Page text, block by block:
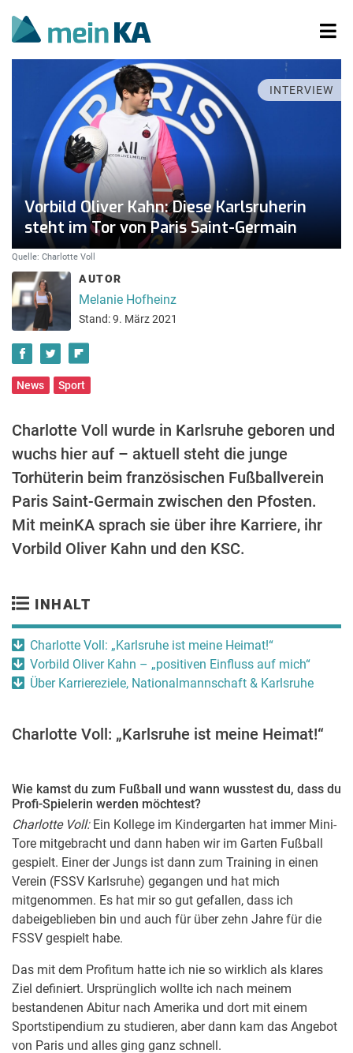
Vorbild Oliver Kahn: Diese Karlsruherin
steht im Tor von Paris Saint-Germain
INTERVIEW
Quelle: Charlotte Voll
AUTOR
Melanie Hofheinz
Stand: 9. März 2021
News Sport
Charlotte Voll wurde in Karlsruhe geboren und
wuchs hier auf – aktuell steht die junge
Torhüterin beim französischen Fußballverein
Paris Saint-Germain zwischen den Pfosten.
Mit meinKA sprach sie über ihre Karriere, ihr
Vorbild Oliver Kahn und den KSC.
INHALT
Charlotte Voll: „Karlsruhe ist meine Heimat!“
Vorbild Oliver Kahn – „positiven Einfluss auf mich“
Über Karriereziele, Nationalmannschaft & Karlsruhe
Charlotte Voll: „Karlsruhe ist meine Heimat!“
Wie kamst du zum Fußball und wann wusstest du, dass du
Profi-Spielerin werden möchtest?
Charlotte Voll:Ein Kollege im Kindergarten hat immer Mini-
Tore mitgebracht und dann haben wir im Garten Fußball
gespielt. Einer der Jungs ist dann zum Training in einen
Verein (FSSV Karlsruhe) gegangen und hat mich
mitgenommen. Es hat mir so gut gefallen, dass ich
dabeigeblieben bin und auch für über zehn Jahre für die
FSSV gespielt habe.
Das mit dem Profitum hatte ich nie so wirklich als klares
Ziel definiert. Ursprünglich wollte ich nach meinem
bestandenen Abitur nach Amerika und dort mit einem
Sportstipendium zu studieren, aber dann kam das Angebot
von Paris und alles ging ganz schnell.